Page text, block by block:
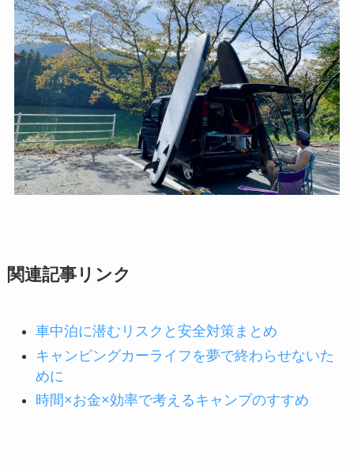
関連記事リンク
車中泊に潜むリスクと安全対策まとめ
キャンピングカーライフを夢で終わらせないた
めに
時間×お金×効率で考えるキャンプのすすめ